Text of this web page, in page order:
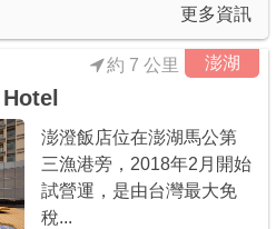
更多資訊
澎湖
約 7 公里
澎澄飯店位在澎湖馬公第
三漁港旁，2018年2月開始
試營運，是由台灣最大免
稅...